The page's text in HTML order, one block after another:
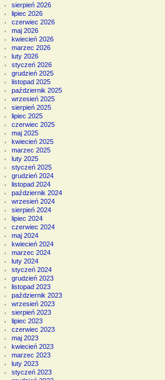
sierpień 2026
lipiec 2026
czerwiec 2026
maj 2026
kwiecień 2026
marzec 2026
luty 2026
styczeń 2026
grudzień 2025
listopad 2025
październik 2025
wrzesień 2025
sierpień 2025
lipiec 2025
czerwiec 2025
maj 2025
kwiecień 2025
marzec 2025
luty 2025
styczeń 2025
grudzień 2024
listopad 2024
październik 2024
wrzesień 2024
sierpień 2024
lipiec 2024
czerwiec 2024
maj 2024
kwiecień 2024
marzec 2024
luty 2024
styczeń 2024
grudzień 2023
listopad 2023
październik 2023
wrzesień 2023
sierpień 2023
lipiec 2023
czerwiec 2023
maj 2023
kwiecień 2023
marzec 2023
luty 2023
styczeń 2023